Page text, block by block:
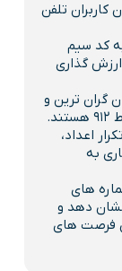
کاربران تلفن
کد سیم
گذاری
به ترتیب کد 1 به عنوان گران ترین و
اعداد،
به
شماره های
نشان دهد و
فرصت های